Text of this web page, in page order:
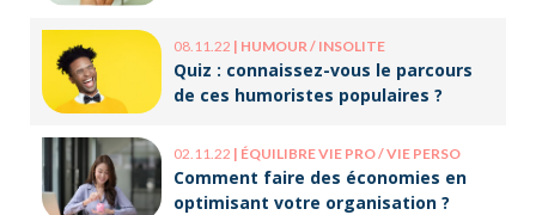
08.11.22 | HUMOUR / INSOLITE
Quiz : connaissez-vous le parcours
de ces humoristes populaires ?
02.11.22 | ÉQUILIBRE VIE PRO / VIE PERSO
Comment faire des économies en
optimisant votre organisation ?